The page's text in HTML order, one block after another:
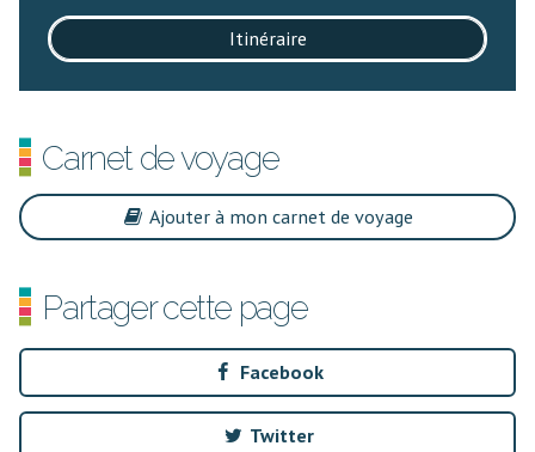
Itinéraire
Carnet de voyage
Ajouter à mon carnet de voyage
Partager cette page
Facebook
Twitter